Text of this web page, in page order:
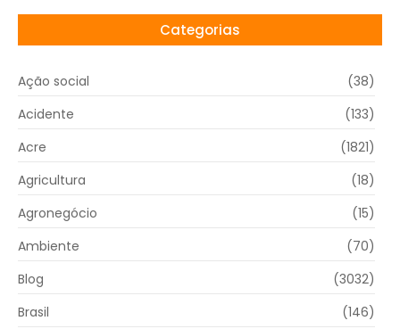
Categorias
Ação social
(38)
Acidente
(133)
Acre
(1821)
Agricultura
(18)
Agronegócio
(15)
Ambiente
(70)
Blog
(3032)
Brasil
(146)